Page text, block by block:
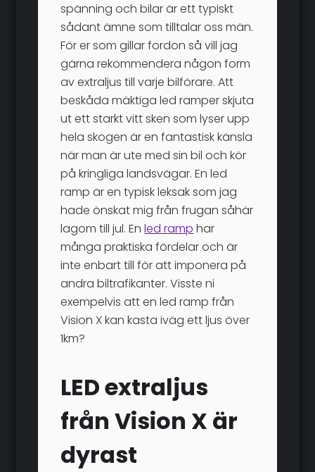
spänning och bilar är ett typiskt
sådant ämne som tilltalar oss män.
För er som gillar fordon så vill jag
gärna rekommendera någon form
av extraljus till varje bilförare. Att
beskåda mäktiga led ramper skjuta
ut ett starkt vitt sken som lyser upp
hela skogen är en fantastisk känsla
när man är ute med sin bil och kör
på kringliga landsvägar. En led
ramp är en typisk leksak som jag
hade önskat mig från frugan såhär
lagom till jul. Enled ramp har
många praktiska fördelar och är
inte enbart till för att imponera på
andra biltrafikanter. Visste ni
exempelvis att en led ramp från
Vision X kan kasta iväg ett ljus över
1km?
LED extraljus
från Vision X är
dyrast